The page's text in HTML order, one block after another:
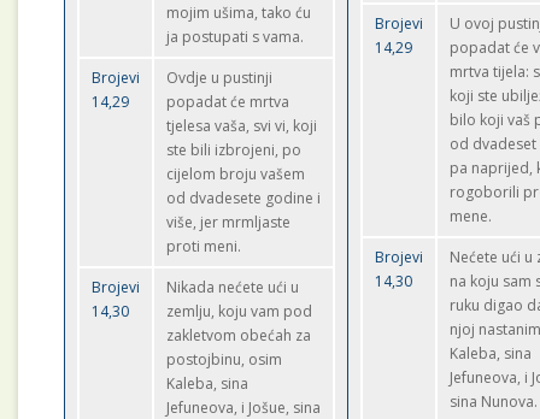
mojim ušima, tako ću
ja postupati s vama.
Brojevi
14,29
Ovdje u pustinji
popadat će mrtva
tjelesa vaša, svi vi, koji
ste bili izbrojeni, po
cijelom broju vašem
od dvadesete godine i
više, jer mrmljaste
proti meni.
Brojevi
14,30
Nikada nećete ući u
zemlju, koju vam pod
zakletvom obećah za
postojbinu, osim
Kaleba, sina
Jefuneova, i Jošue, sina
Brojevi
14,29
U ovoj
popadat će
mrtva tijela:
koji ste
bilo koji vaš
od
pa naprijed,
rogoborili
mene.
Brojevi
14,30
Nećete ući u
na koju sam
ruku digao
njoj
Kaleba, sina
Jefuneova, i
sina Nunova.